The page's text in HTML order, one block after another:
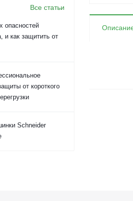
Все статьи
опасностей
и как защитить от
от короткого
Schneider